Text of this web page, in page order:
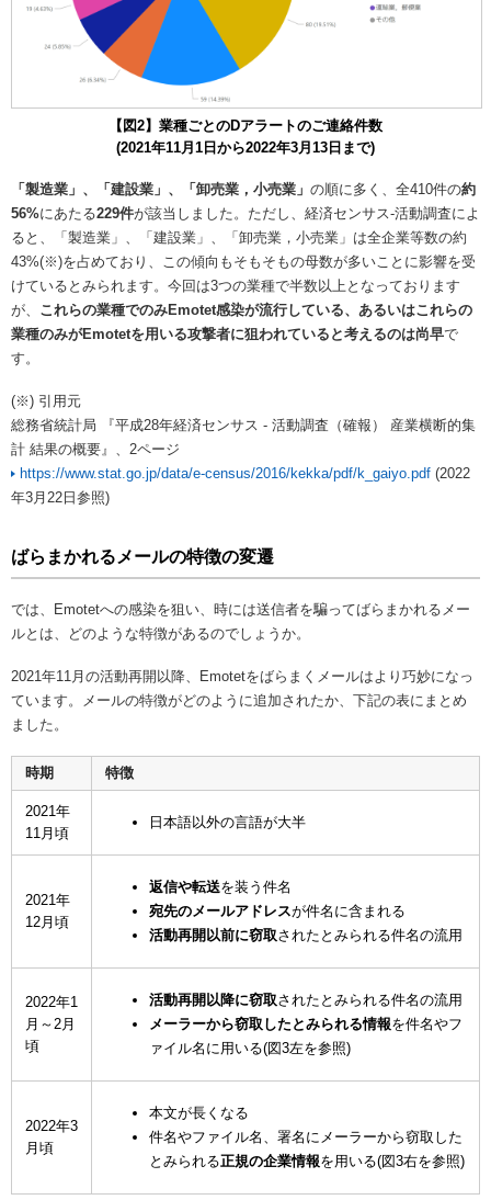
【図2】業種ごとのDアラートのご連絡件数
(2021年11月1日から2022年3月13日まで)
「製造業」、「建設業」、「卸売業，小売業」 の順に多く、全410件の約
56%にあたる229件が該当しました。ただし、経済センサス-活動調査によ
ると、「製造業」、「建設業」、「卸売業，小売業」は全企業等数の約
43%(※)を占めており、この傾向もそもそもの母数が多いことに影響を受
けているとみられます。今回は3つの業種で半数以上となっております
が、 これらの業種でのみEmotet感染が流行している、あるいはこれらの
業種のみがEmotetを用いる攻撃者に狙われていると考えるのは尚早で
す。
(※) 引用元
総務省統計局 『平成28年経済センサス - 活動調査（確報） 産業横断的集
計 結果の概要』、2ページ
https://www.stat.go.jp/data/e-census/2016/kekka/pdf/k_gaiyo.pdf (2022
年3月22日参照)
ばらまかれるメールの特徴の変遷
では、Emotetへの感染を狙い、時には送信者を騙ってばらまかれるメー
ルとは、どのような特徴があるのでしょうか。
2021年11月の活動再開以降、Emotetをばらまくメールはより巧妙になっ
ています。メールの特徴がどのように追加されたか、下記の表にまとめ
ました。
時期 特徴
2021年
11月頃
日本語以外の言語が大半
2021年
12月頃
返信や転送を装う件名
宛先のメールアドレスが件名に含まれる
活動再開以前に窃取されたとみられる件名の流用
2022年1
月～2月
頃
活動再開以降に窃取されたとみられる件名の流用
メーラーから窃取したとみられる情報を件名やフ
ァイル名に用いる(図3左を参照)
2022年3
月頃
本文が長くなる
件名やファイル名、署名にメーラーから窃取した
とみられる正規の企業情報を用いる(図3右を参照)